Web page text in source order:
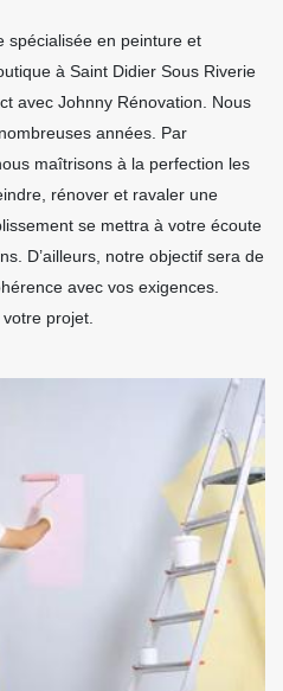
spécialisée en peinture et
à Saint Didier Sous Riverie
avec Johnny Rénovation. Nous
années. Par
maîtrisons à la perfection les
rénover et ravaler une
se mettra à votre écoute
D’ailleurs, notre objectif sera de
avec vos exigences.
projet.